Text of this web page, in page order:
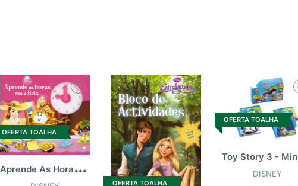
OFERTA TOALHA
A
prende As Horas Com A Bela -Disney
OFERTA TOALHA
OFERTA TOALHA
DISNEY